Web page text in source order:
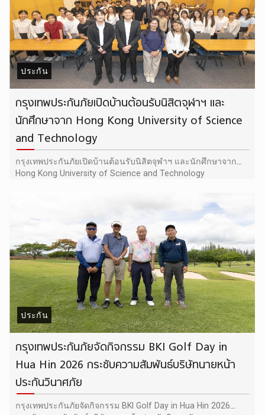
ประกัน
กรุงเทพประกันภัยเปิดบ้านต้อนรับนิสิตจุฬาฯ และ
นักศึกษาจาก Hong Kong University of Science
and Technology
กรุงเทพประกันภัยเปิดบ้านต้อนรับนิสิตจุฬาฯ และนักศึกษาจาก
Hong Kong University of Science and Technology
ประกัน
กรุงเทพประกันภัยจัดกิจกรรม BKI Golf Day in
Hua Hin 2026 กระชับความสัมพันธ์บริษัทนายหน้า
ประกันวินาศภัย
กรุงเทพประกันภัยจัดกิจกรรม BKI Golf Day in Hua Hin 2026